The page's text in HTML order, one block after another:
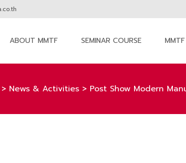
ABOUT MMTF SEMINAR COURSE
> News & Activities > Post Show Modern